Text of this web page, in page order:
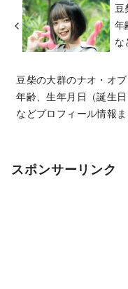
豆
年
な
豆柴の大群のナオ・オ
年齢、生年月日（誕生
などプロフィール情報ま
スポンサーリンク